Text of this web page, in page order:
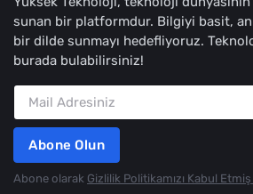
sunan bir platformdur. Bilgiyi basit,
bir dilde sunmayı hedefliyoruz.
burada bulabilirsiniz!
Abone Olun
Abone olarak Gizlilik Politikamızı Kabul